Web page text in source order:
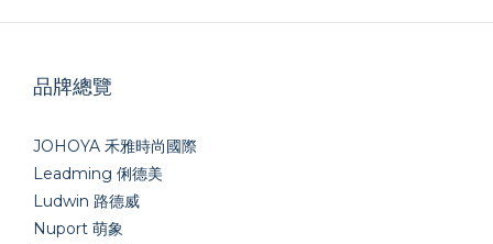
品牌總覽
JOHOYA 禾雅時尚國際
Leadming 俐德美
Ludwin 路德威
Nuport 萌象